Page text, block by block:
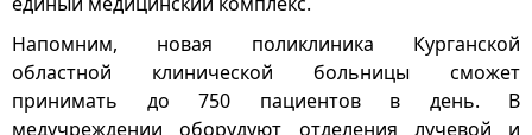
Напомним, новая поликлиника Курганской
областной клинической больницы сможет
принимать до 750 пациентов в день. В
медучреждении оборудуют отделения лучевой и